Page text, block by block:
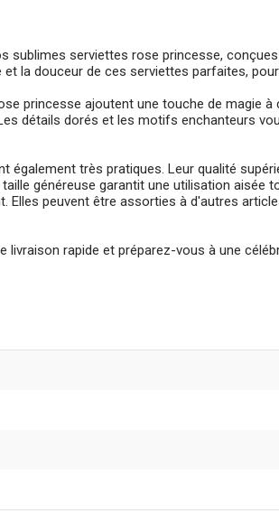
sublimes serviettes rose princesse,
la douceur de ces serviettes parfaites,
princesse ajoutent une touche de magie
détails dorés et les motifs enchanteurs
également très pratiques. Leur qualité
généreuse garantit une utilisation aisée
Elles peuvent être assorties à d'autres
livraison rapide et préparez-vous à une